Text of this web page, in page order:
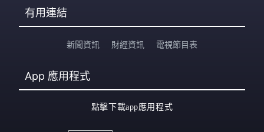
有用連結
新聞資訊 財經資訊 電視節目表
App 應用程式
點擊下載app應用程式